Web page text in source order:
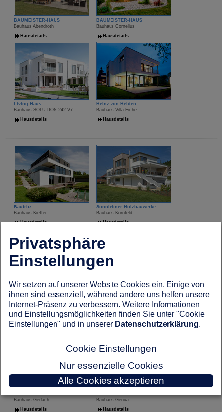
BAUMEISTER-HAUS
Bauhaus Abendroth
Hausdetails
BAUMEISTER-HAUS
Bauhaus Cornelius
Hausdetails
Living Haus
Bauhaus SOLUTION 242 V7
Hausdetails
Heinz von Heiden
Bauhaus Villa Eiche
Hausdetails
Baufritz
Bauhaus Kieffer
Hausdetails
Sonnleitner Holzbauwerke
Bauhaus Kornfeld
Hausdetails
Büdenbender
Bauhaus Flaviano
Hausdetails
FingerHaus
Bauhaus ARTIS 301
Hausdetails
Bauhaus Gerlach
Hausdetails
Bauhaus Genua
Hausdetails
Privatsphäre
Einstellungen
Wir setzen auf unserer Website Cookies ein. Einige von
ihnen sind essenziell, während andere uns helfen unsere
Internet-Präsenz zu verbessern. Weitere Informationen
und Einstellungsmöglichkeiten finden Sie unter "Cookie
Einstellungen" und in unserer Datenschutzerklärung.
Cookie Einstellungen
Nur essenzielle Cookies
Alle Cookies akzeptieren